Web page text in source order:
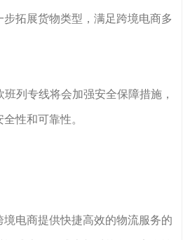
拓展货物类型，满足跨境电商多
列专线将会加强安全保障措施，
性和可靠性。
境电商提供快捷高效的物流服务的